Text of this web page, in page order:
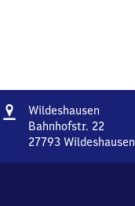
Adresse
Wildeshausen
Bahnhofstr. 22
27793 Wildeshausen